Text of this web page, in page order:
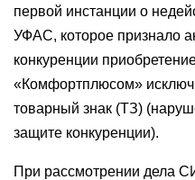
первой инстанции о
УФАС, которое признало
конкуренции
«Комфортплюсом»
товарный знак (ТЗ)
защите конкуренции).
При рассмотрении дела